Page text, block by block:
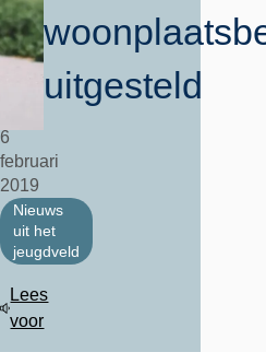
uitgesteld
6
februari
2019
Nieuws
uit het
jeugdveld
Lees
voor